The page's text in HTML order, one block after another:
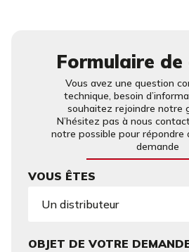
Formulaire
Vous avez une question
technique, besoin
souhaitez rejoindre notre
N’hésitez pas à nous
notre possible pour répondre
demande
VOUS ÊTES
OBJET DE VOTRE